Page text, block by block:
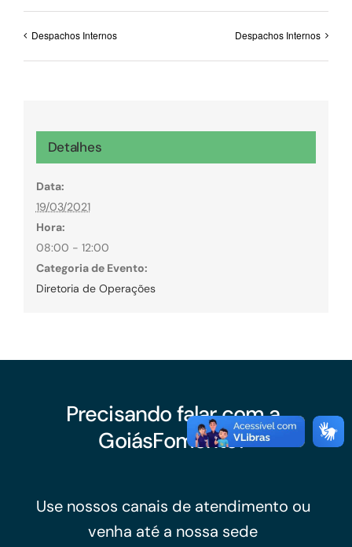
Despachos Internos Despachos Internos
Detalhes
Data:
19/03/2021
Hora:
08:00 - 12:00
Categoria de Evento:
Diretoria de Operações
Precisando falar com a
GoiásFomento?
Use nossos canais de atendimento ou
venha até a nossa sede